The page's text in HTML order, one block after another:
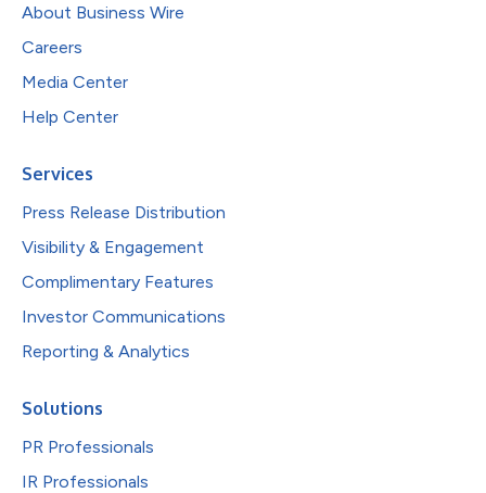
About Business Wire
Careers
Media Center
Help Center
Services
Press Release Distribution
Visibility & Engagement
Complimentary Features
Investor Communications
Reporting & Analytics
Solutions
PR Professionals
IR Professionals